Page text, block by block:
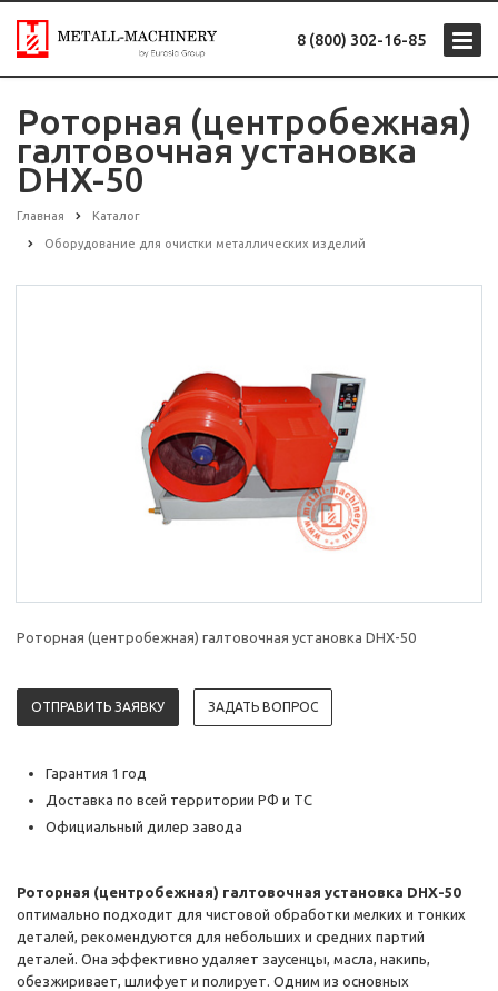
8 (800) 302-16-85
Роторная (центробежная)
галтовочная установка
DHX-50
Главная Каталог
Оборудование для очистки металлических изделий
Роторная (центробежная) галтовочная установка DHX-50
ОТПРАВИТЬ ЗАЯВКУ ЗАДАТЬ ВОПРОС
Гарантия 1 год
Доставка по всей территории РФ и ТС
Официальный дилер завода
Роторная (центробежная) галтовочная установка DHX-50
оптимально подходит для чистовой обработки мелких и тонких
деталей, рекомендуются для небольших и средних партий
деталей. Она эффективно удаляет заусенцы, масла, накипь,
обезжиривает, шлифует и полирует. Одним из основных